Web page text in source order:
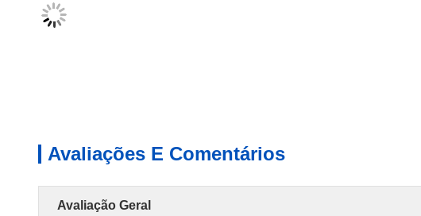
Avaliações E Comentários
Avaliação Geral